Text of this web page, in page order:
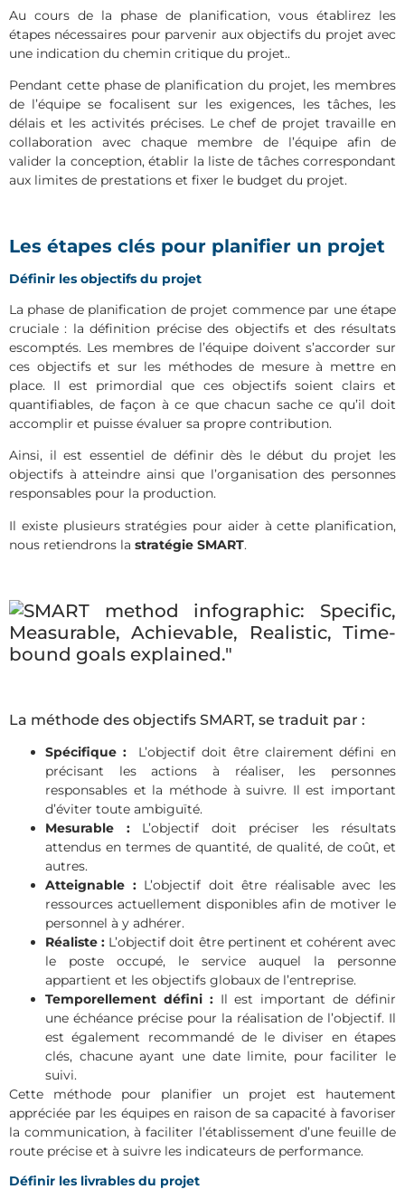
Au cours de la phase de planification, vous établirez les
étapes nécessaires pour parvenir aux objectifs du projet avec
une indication du chemin critique du projet..
Pendant cette phase de planification du projet, les membres
de l’équipe se focalisent sur les exigences, les tâches, les
délais et les activités précises. Le chef de projet travaille en
collaboration avec chaque membre de l’équipe afin de
valider la conception, établir la liste de tâches correspondant
aux limites de prestations et fixer le budget du projet.
Les étapes clés pour planifier un projet
Définir les objectifs du projet
La phase de planification de projet commence par une étape
cruciale : la définition précise des objectifs et des résultats
escomptés. Les membres de l’équipe doivent s’accorder sur
ces objectifs et sur les méthodes de mesure à mettre en
place. Il est primordial que ces objectifs soient clairs et
quantifiables, de façon à ce que chacun sache ce qu’il doit
accomplir et puisse évaluer sa propre contribution.
Ainsi, il est essentiel de définir dès le début du projet les
objectifs à atteindre ainsi que l’organisation des personnes
responsables pour la production.
Il existe plusieurs stratégies pour aider à cette planification,
nous retiendrons la stratégie SMART.
La méthode des objectifs SMART, se traduit par :
Spécifique : L’objectif doit être clairement défini en
précisant les actions à réaliser, les personnes
responsables et la méthode à suivre. Il est important
d’éviter toute ambiguïté.
Mesurable : L’objectif doit préciser les résultats
attendus en termes de quantité, de qualité, de coût, et
autres.
Atteignable :L’objectif doit être réalisable avec les
ressources actuellement disponibles afin de motiver le
personnel à y adhérer.
Réaliste : L’objectif doit être pertinent et cohérent avec
le poste occupé, le service auquel la personne
appartient et les objectifs globaux de l’entreprise.
Temporellement défini :Il est important de définir
une échéance précise pour la réalisation de l’objectif. Il
est également recommandé de le diviser en étapes
clés, chacune ayant une date limite, pour faciliter le
suivi.
Cette méthode pour planifier un projet est hautement
appréciée par les équipes en raison de sa capacité à favoriser
la communication, à faciliter l’établissement d’une feuille de
route précise et à suivre les indicateurs de performance.
Définir les livrables du projet